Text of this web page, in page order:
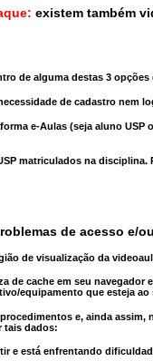
existem também
de alguma destas 3
de cadastro nem
e-Aulas (seja aluno USP
matriculados na disciplina.
de acesso e/
de visualização da
de cache em seu navegador
equipamento que esteja ao
e, ainda
tais dados:
e está enfrentando